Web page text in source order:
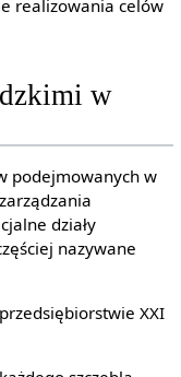
realizowania celów
w
podejmowanych w
działy
nazywane
XXI